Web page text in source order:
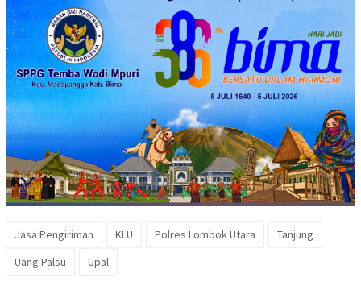
Jasa Pengiriman KLU Polres Lombok Utara
Tanjung
Uang Palsu
Upal